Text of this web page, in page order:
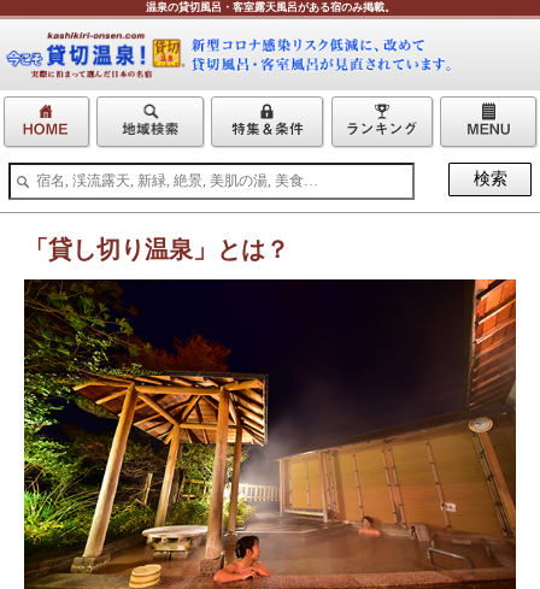
温泉の貸切風呂・客室露天風呂がある宿のみ掲載。
「貸し切り温泉」とは？